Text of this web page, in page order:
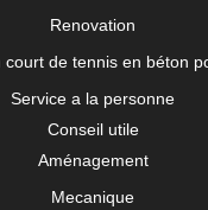
Renovation
court de tennis en béton
Service a la personne
Conseil utile
Aménagement
Mecanique